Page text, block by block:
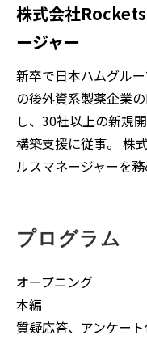
株式会社
ージャー
新卒で日本ハムグル
の後外資系製薬企業
し、30社以上の新規
構築支援に従事。 株
ルスマネージャーを務
プログラム
オープニング
本編
質疑応答、アンケー